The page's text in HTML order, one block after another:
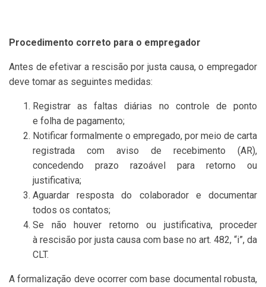
Procedimento correto para o empregador
Antes de efetivar a rescisão por justa causa, o empregador
deve tomar as seguintes medidas:
Registrar as faltas diárias no controle de ponto
e folha de pagamento;
Notificar formalmente o empregado, por meio de carta
registrada com aviso de recebimento (AR),
concedendo prazo razoável para retorno ou
justificativa;
Aguardar resposta do colaborador e documentar
todos os contatos;
Se não houver retorno ou justificativa, proceder
à rescisão por justa causa com base no art. 482, “i”, da
CLT.
A formalização deve ocorrer com base documental robusta,